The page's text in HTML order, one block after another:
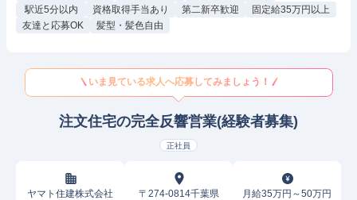
駅近5分以内
資格取得手当あり 第二新卒歓迎
固定給35万円以上
友達と応募OK
髪型・髪色自由
いま見ている求人へ応募してみましょう！
注文住宅の完全反響営業(経験者募集)
正社員
ヤマト住建株式会社
〒274-0814千葉県
月給35万円～50万円